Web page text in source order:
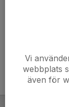
Vi
webbplats
även för